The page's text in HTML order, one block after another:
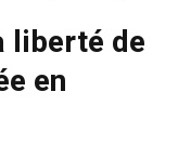
liberté de
en